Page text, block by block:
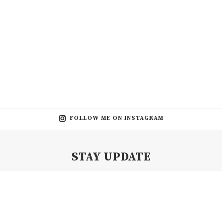
FOLLOW ME ON INSTAGRAM
STAY UPDATE